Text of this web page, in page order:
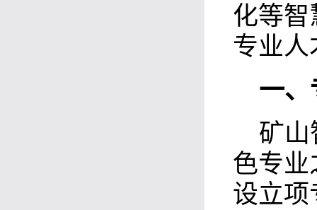
化等智
专业
一、
矿山
色专业
设立项